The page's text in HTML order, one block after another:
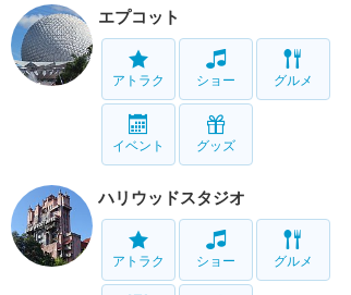
エプコット
アトラク ショー グルメ
イベント グッズ
ハリウッドスタジオ
アトラク ショー グルメ